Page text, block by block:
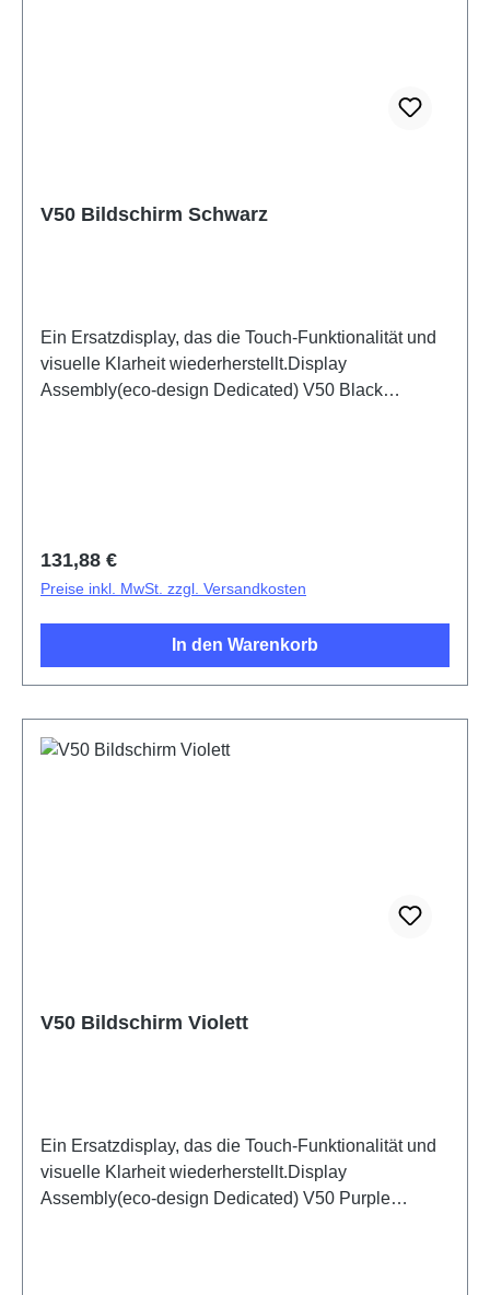
V50 Bildschirm Schwarz
Ein Ersatzdisplay, das die Touch-Funktionalität und
visuelle Klarheit wiederherstellt.Display
Assembly(eco-design Dedicated) V50 Black
Regulärer Preis:
131,88 €
Preise inkl. MwSt. zzgl. Versandkosten
In den Warenkorb
V50 Bildschirm Violett
Ein Ersatzdisplay, das die Touch-Funktionalität und
visuelle Klarheit wiederherstellt.Display
Assembly(eco-design Dedicated) V50 Purple